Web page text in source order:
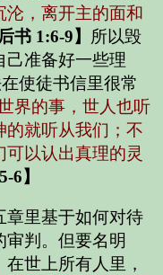
沦，离开主的面和
书 1:6-9】 所以毁
己准备好一些理
使徒书信里很常
界的事，世人也听
的就听从我们；不
可以认出真理的灵
6】
章里基于如何对待
判。但要名明
世上所有人里，